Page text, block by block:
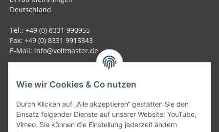
Wie wir Cookies & Co nutzen
Durch Klicken auf „Alle akzeptieren“ gestatten Sie den
Einsatz folgender Dienste auf unserer Website: YouTube,
Vimeo. Sie können die Einstellung jederzeit ändern
Deutschland
Tel.: +49 (0) 8331 990955
Fax: +49 (0) 8331 9913343
E-Mail: info@voltmaster.de
Allgemein